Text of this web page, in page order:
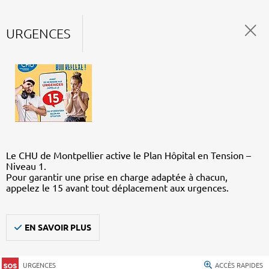
URGENCES
Le CHU de Montpellier active le Plan Hôpital en Tension –
Niveau 1.
Pour garantir une prise en charge adaptée à chacun,
appelez le 15 avant tout déplacement aux urgences.
EN SAVOIR PLUS
URGENCES ACCÈS RAPIDES